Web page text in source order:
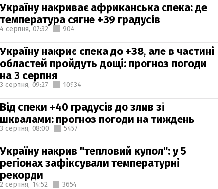
Україну накриває африканська спека: де
температура сягне +39 градусів
4 серпня, 07:32 904
Україну накриє спека до +38, але в частині
областей пройдуть дощі: прогноз погоди
на 3 серпня
3 серпня, 09:27 10934
Від спеки +40 градусів до злив зі
шквалами: прогноз погоди на тиждень
3 серпня, 08:00 5457
Україну накрив "тепловий купол": у 5
регіонах зафіксували температурні
рекорди
2 серпня, 14:52 3654